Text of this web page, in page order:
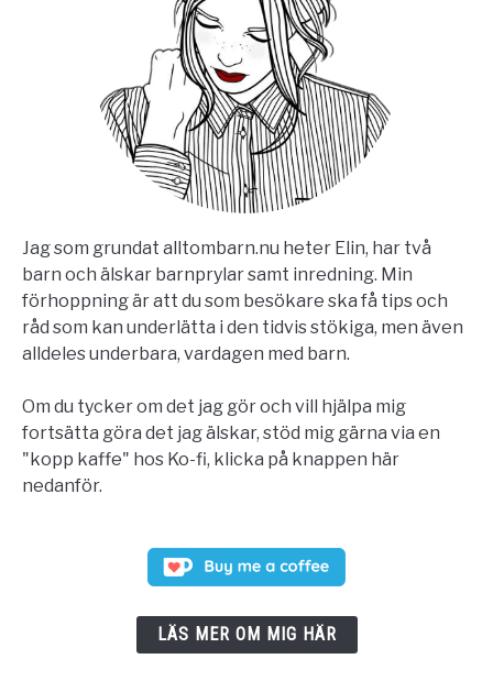
Jag som grundat alltombarn.nu heter Elin, har två
barn och älskar barnprylar samt inredning. Min
förhoppning är att du som besökare ska få tips och
råd som kan underlätta i den tidvis stökiga, men även
alldeles underbara, vardagen med barn.
Om du tycker om det jag gör och vill hjälpa mig
fortsätta göra det jag älskar, stöd mig gärna via en
"kopp kaffe" hos Ko-fi, klicka på knappen här
nedanför.
LÄS MER OM MIG HÄR